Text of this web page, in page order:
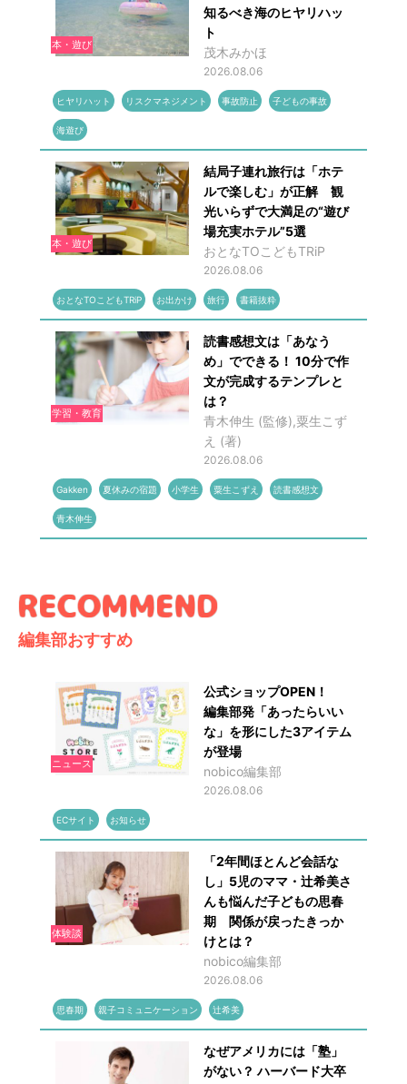
本・遊び
知るべき海のヒヤリハッ
ト
茂木みかほ
2026.08.06
ヒヤリハット リスクマネジメント 事故防止 子どもの事故
海遊び
本・遊び
結局子連れ旅行は「ホテ
ルで楽しむ」が正解 観
光いらずで大満足の“遊び
場充実ホテル”5選
おとなTOこどもTRiP
2026.08.06
おとなTOこどもTRiP お出かけ 旅行 書籍抜粋
学習・教育
読書感想文は「あなう
め」でできる！ 10分で作
文が完成するテンプレと
は？
青木伸生 (監修),粟生こず
え (著)
2026.08.06
Gakken 夏休みの宿題 小学生 粟生こずえ 読書感想文
青木伸生
編集部おすすめ
ニュース
公式ショップOPEN！
編集部発「あったらいい
な」を形にした3アイテム
が登場
nobico編集部
2026.08.06
ECサイト お知らせ
体験談
「2年間ほとんど会話な
し」5児のママ・辻希美さ
んも悩んだ子どもの思春
期 関係が戻ったきっか
けとは？
nobico編集部
2026.08.06
思春期 親子コミュニケーション 辻希美
なぜアメリカには「塾」
がない？ ハーバード大卒